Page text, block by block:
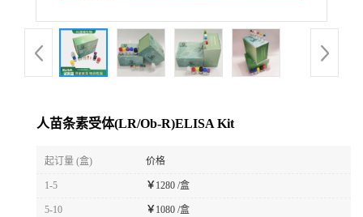
人苗条素受体(LR/Ob-R)ELISA Kit
起订量 (盒) 价格
1-5 ￥1280 /盒
5-10 ￥1080 /盒